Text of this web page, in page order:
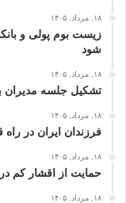
۱۸, مرداد, ۱۴۰۵
زیست بوم پولی و
شود
۱۸, مرداد, ۱۴۰۵
تشکیل جلسه مدیران
۱۸, مرداد, ۱۴۰۵
فرزندان ایران در راه
۱۸, مرداد, ۱۴۰۵
حمایت از اقشار کم‌
۱۸, مرداد, ۱۴۰۵